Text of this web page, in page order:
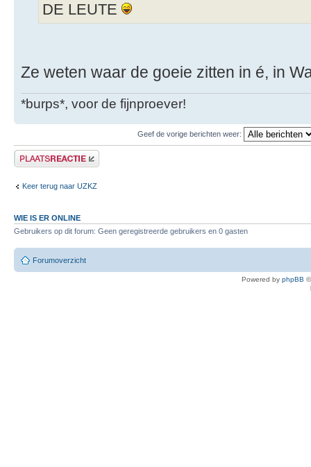
DE LEUTE
Ze weten waar de goeie zitten in é, in
*burps*, voor de fijnproever!
Geef de vorige berichten weer:
Plaats een reactie
Keer terug naar UZKZ
WIE IS ER ONLINE
Gebruikers op dit forum: Geen geregistreerde gebruikers en 0 gasten
Forumoverzicht
Powered by phpBB